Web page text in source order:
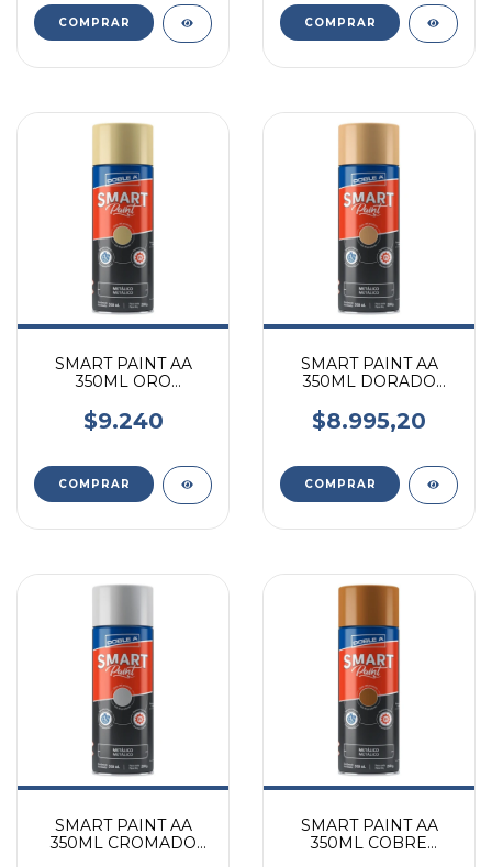
SMART PAINT AA
350ML ORO
$9.240
SMART PAINT AA
350ML DORADO
$8.995,20
SMART PAINT AA
350ML CROMADO
SMART PAINT AA
350ML COBRE